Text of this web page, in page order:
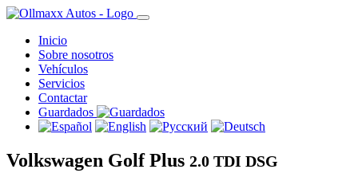
Inicio
Sobre nosotros
Vehículos
Servicios
Contactar
Guardados
Volkswagen Golf Plus 2.0 TDI DSG